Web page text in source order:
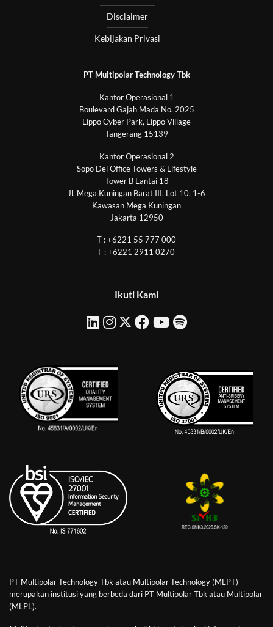
Disclaimer
Kebijakan Privasi
PT Multipolar Technology Tbk
Kantor Operasional 1
Boulevard Gajah Mada No. 2025
Lippo Cyber Park, Lippo Village
Tangerang 15139
Kantor Operasional 2
Sopo Del Office Towers & Lifestyle
Tower B Lantai 18
Jl. Mega Kuningan Barat III, Lot 10, 1-6
Kawasan Mega Kuningan
Jakarta 12950
T : +6221 55 777 000
F : +6221 2911 0270
Ikuti Kami
PT Multipolar Technology Tbk atau Multipolar Technology (MLPT)
merupakan institusi yang berbeda dari PT Multipolar Tbk atau Multipolar
(MLPL).